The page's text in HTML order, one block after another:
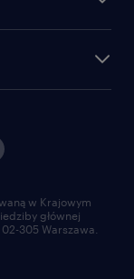
w Krajowym
głównej
305 Warszawa.